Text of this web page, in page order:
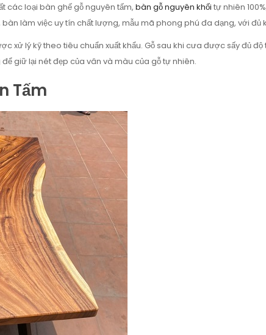
các loại bàn ghế gỗ nguyên tấm, bàn gỗ nguyên khối tự nhiên
làm việc uy tín chất lượng, mẫu mã phong phú đa dạng, với
xử lý kỹ theo tiêu chuẩn xuất khẩu. Gỗ sau khi cưa được sấy đủ
giữ lại nét đẹp của vân và màu của gỗ tự nhiên.
Tấm